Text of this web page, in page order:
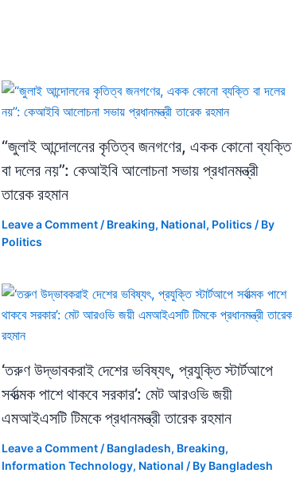
“জুলাই আন্দোলনের কৃতিত্ব জনগণের, একক কোনো ব্যক্তি
বা দলের নয়”: কেআইবি আলোচনা সভায় প্রধানমন্ত্রী
তারেক রহমান
Leave a Comment / Breaking, National, Politics / By
Politics
‘তরুণ উদ্ভাবকরাই দেশের ভবিষ্যৎ, প্রযুক্তি স্টার্টআপে
সর্বাত্মক পাশে থাকবে সরকার’: মেট আরওভি জয়ী
এমআইএসটি টিমকে প্রধানমন্ত্রী তারেক রহমান
Leave a Comment / Bangladesh, Breaking,
Information Technology, National / By Bangladesh